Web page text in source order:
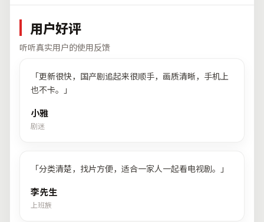
用户好评
听听真实用户的使用反馈
「更新很快，国产剧追起来很顺手，画质清晰，手机上
也不卡。
」
小雅
剧迷
「分类清楚，找片方便，适合一家人一起看电视剧。 」
李先生
上班族